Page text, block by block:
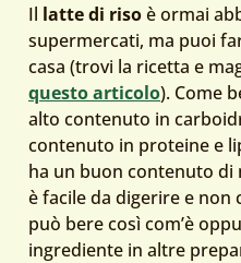
Il latte di risoè ormai
supermercati, ma puoi
casa (trovi la ricetta e
questo articolo). Come
alto contenuto in
contenuto in proteine e
ha un buon contenuto
è facile da digerire e non
può bere così com’è
ingrediente in altre